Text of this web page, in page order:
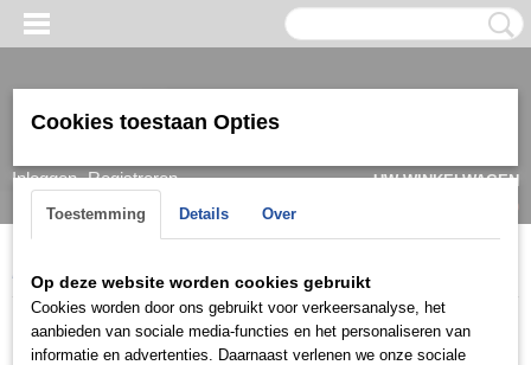
Inloggen Registreren
UW WINKELWAGEN
(0)
Home > Horloge
Horloge
Cookies toestaan Opties
Toestemming Details Over
Op deze website worden cookies gebruikt
Cookies worden door ons gebruikt voor verkeersanalyse, het
aanbieden van sociale media-functies en het personaliseren van
informatie en advertenties. Daarnaast verlenen we onze sociale